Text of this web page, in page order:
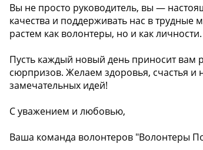
Вы не просто руководитель, вы —
качества и поддерживать нас в
растем как волонтеры, но и как личности.
Пусть каждый новый день приносит вам
сюрпризов. Желаем здоровья, счастья и
замечательных идей!
С уважением и любовью,
Ваша команда волонтеров "Волонтеры